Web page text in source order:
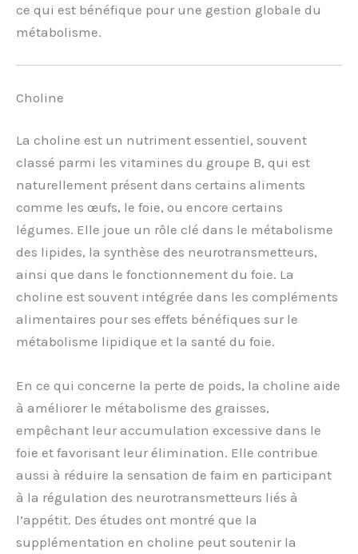
ce qui est bénéfique pour une gestion globale du
métabolisme.
Choline
La choline est un nutriment essentiel, souvent
classé parmi les vitamines du groupe B, qui est
naturellement présent dans certains aliments
comme les œufs, le foie, ou encore certains
légumes. Elle joue un rôle clé dans le métabolisme
des lipides, la synthèse des neurotransmetteurs,
ainsi que dans le fonctionnement du foie. La
choline est souvent intégrée dans les compléments
alimentaires pour ses effets bénéfiques sur le
métabolisme lipidique et la santé du foie.
En ce qui concerne la perte de poids, la choline aide
à améliorer le métabolisme des graisses,
empêchant leur accumulation excessive dans le
foie et favorisant leur élimination. Elle contribue
aussi à réduire la sensation de faim en participant
à la régulation des neurotransmetteurs liés à
l’appétit. Des études ont montré que la
supplémentation en choline peut soutenir la